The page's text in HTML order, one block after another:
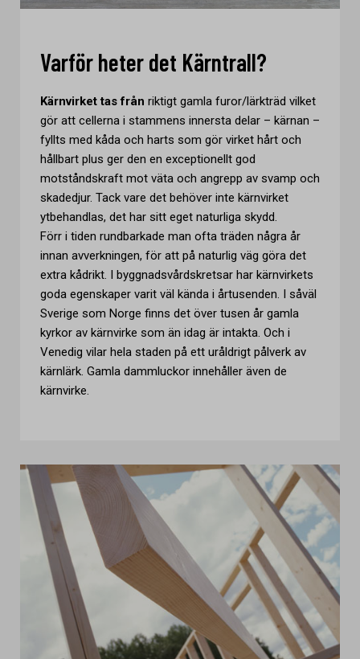
Varför heter det Kärntrall?
Kärnvirket tas från riktigt gamla furor/lärkträd vilket
gör att cellerna i stammens innersta delar – kärnan –
fyllts med kåda och harts som gör virket hårt och
hållbart plus ger den en exceptionellt god
motståndskraft mot väta och angrepp av svamp och
skadedjur. Tack vare det behöver inte kärnvirket
ytbehandlas, det har sitt eget naturliga skydd.
Förr i tiden rundbarkade man ofta träden några år
innan avverkningen, för att på naturlig väg göra det
extra kådrikt. I byggnadsvårdskretsar har kärnvirkets
goda egenskaper varit väl kända i årtusenden. I såväl
Sverige som Norge finns det över tusen år gamla
kyrkor av kärnvirke som än idag är intakta. Och i
Venedig vilar hela staden på ett uråldrigt pålverk av
kärnlärk. Gamla dammluckor innehåller även de
kärnvirke.